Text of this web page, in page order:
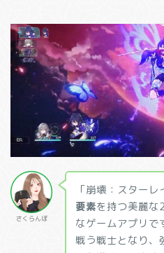
さくらんぼ
「崩壊：スターレ
要素を持つ美麗な
なゲームアプリで
戦う戦士となり、